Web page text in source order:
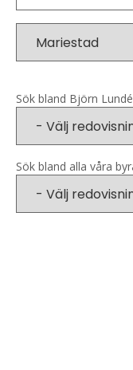
Sök bland Björn
Sök bland alla våra